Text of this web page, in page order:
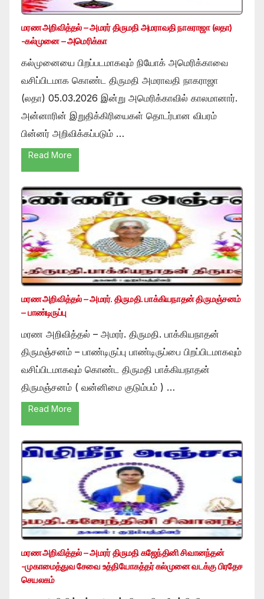
மரண அறிவித்தல் – அமரர் திருமதி அமராவதி நாகராஜா (லதா)
-கல்முனை – அமெரிக்கா
கல்முனையை பிறப்படமாகவும் நியோக் அமெரிக்காவை
வசிப்பிடமாக கொண்ட திருமதி அமராவதி நாகராஜா
(லதா) 05.03.2026 இன்று அமெரிக்காவில் காலமானார்.
அன்னாரின் இறுதிக்கிரியைகள் தொடர்பான விபரம்
பின்னர் அறிவிக்கப்படும் …
Read More
மரண அறிவித்தல் – அமரர். திருமதி. பாக்கியநாதன் திருமஞ்சனம்
– பாண்டிருப்பு
மரண அறிவித்தல் – அமரர். திருமதி. பாக்கியநாதன்
திருமஞ்சனம் – பாண்டிருப்பு பாண்டிருப்பை பிறப்பிடமாகவும்
வசிப்பிடமாகவும் கொண்ட திருமதி பாக்கியநாதன்
திருமஞ்சனம் ( வன்னிமை குடும்பம் ) …
Read More
மரண அறிவித்தல் – அமரர் திருமதி கஜேந்தினி சிவானந்தன்
-முகாமைத்துவ சேவை உத்தியோகத்தர் கல்முனை வடக்கு பிரதேச
செயலகம்